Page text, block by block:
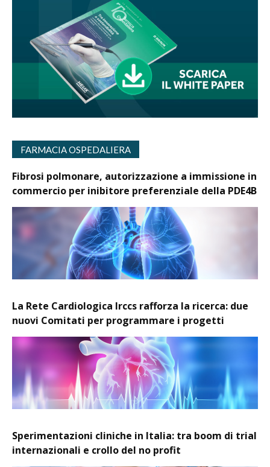
FARMACIA OSPEDALIERA
Fibrosi polmonare, autorizzazione a immissione in
commercio per inibitore preferenziale della PDE4B
La Rete Cardiologica Irccs rafforza la ricerca: due
nuovi Comitati per programmare i progetti
Sperimentazioni cliniche in Italia: tra boom di trial
internazionali e crollo del no profit